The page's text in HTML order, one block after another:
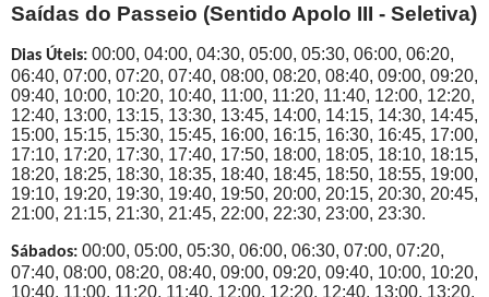
Saídas do Passeio (Sentido Apolo III - Seletiva)
Dias Úteis: 00:00, 04:00, 04:30, 05:00, 05:30, 06:00, 06:20,
06:40, 07:00, 07:20, 07:40, 08:00, 08:20, 08:40, 09:00, 09:20,
09:40, 10:00, 10:20, 10:40, 11:00, 11:20, 11:40, 12:00, 12:20,
12:40, 13:00, 13:15, 13:30, 13:45, 14:00, 14:15, 14:30, 14:45,
15:00, 15:15, 15:30, 15:45, 16:00, 16:15, 16:30, 16:45, 17:00,
17:10, 17:20, 17:30, 17:40, 17:50, 18:00, 18:05, 18:10, 18:15,
18:20, 18:25, 18:30, 18:35, 18:40, 18:45, 18:50, 18:55, 19:00,
19:10, 19:20, 19:30, 19:40, 19:50, 20:00, 20:15, 20:30, 20:45,
21:00, 21:15, 21:30, 21:45, 22:00, 22:30, 23:00, 23:30.
Sábados: 00:00, 05:00, 05:30, 06:00, 06:30, 07:00, 07:20,
07:40, 08:00, 08:20, 08:40, 09:00, 09:20, 09:40, 10:00, 10:20,
10:40, 11:00, 11:20, 11:40, 12:00, 12:20, 12:40, 13:00, 13:20,